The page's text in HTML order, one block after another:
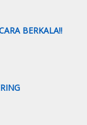
BERKALA!!